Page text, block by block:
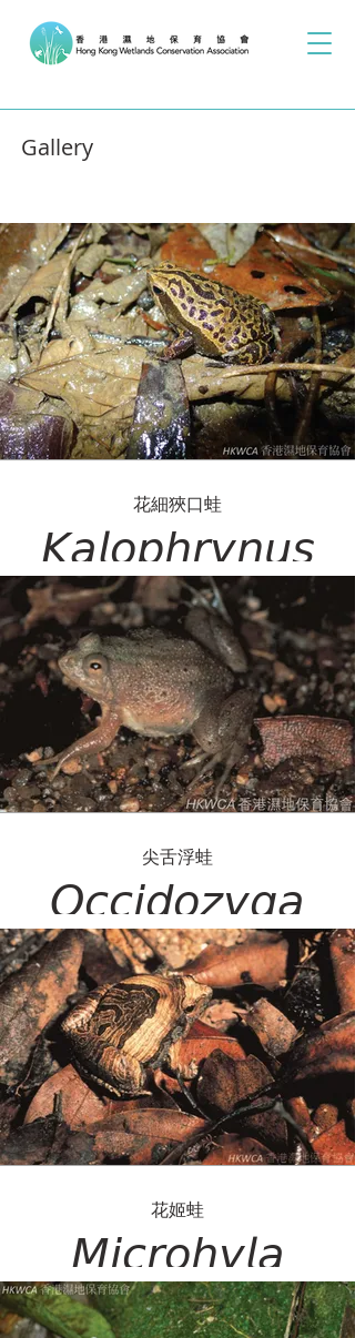
Gallery
花細狹口蛙
𝘒𝘢𝘭𝘰𝘱𝘩𝘳𝘺𝘯𝘶𝘴
𝘪𝘯𝘵𝘦𝘳𝘭𝘪𝘯𝘦𝘢𝘵𝘶𝘴
尖舌浮蛙
𝘖𝘤𝘤𝘪𝘥𝘰𝘻𝘺𝘨𝘢
𝘰𝘣𝘴𝘤𝘶𝘳𝘢
花姬蛙
𝘔𝘪𝘤𝘳𝘰𝘩𝘺𝘭𝘢
𝘱𝘶𝘭𝘤𝘩𝘳𝘢